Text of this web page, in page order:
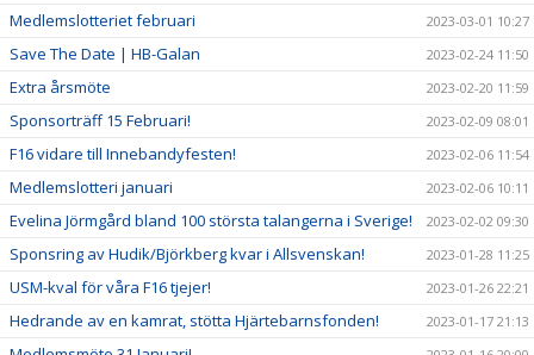
Medlemslotteriet februari 2023-03-01 10:27
Save The Date | HB-Galan 2023-02-24 11:50
Extra årsmöte 2023-02-20 11:59
Sponsorträff 15 Februari! 2023-02-09 08:01
F16 vidare till Innebandyfesten! 2023-02-06 11:54
Medlemslotteri januari 2023-02-06 10:11
Evelina Jörmgård bland 100 största talangerna i Sverige! 2023-02-02 09:30
Sponsring av Hudik/Björkberg kvar i Allsvenskan! 2023-01-28 11:25
USM-kval för våra F16 tjejer! 2023-01-26 22:21
Hedrande av en kamrat, stötta Hjärtebarnsfonden! 2023-01-17 21:13